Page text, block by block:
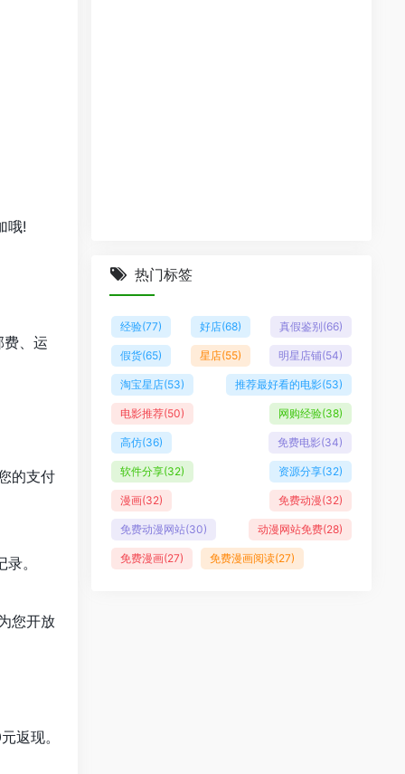
哦!
、运
的支付
。
您开放
返现。
热门标签
经验(77) 好店(68) 真假鉴别(66)
假货(65) 星店(55) 明星店铺(54)
淘宝星店(53) 推荐最好看的电影(53)
电影推荐(50) 网购经验(38)
高仿(36) 免费电影(34)
软件分享(32) 资源分享(32)
漫画(32) 免费动漫(32)
免费动漫网站(30) 动漫网站免费(28)
免费漫画(27) 免费漫画阅读(27)